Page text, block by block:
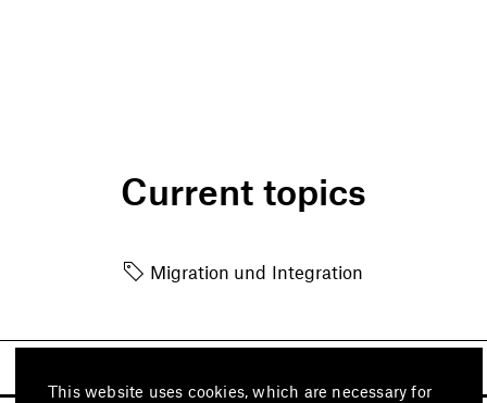
Current topics
Migration und Integration
This website uses cookies, which are necessary for